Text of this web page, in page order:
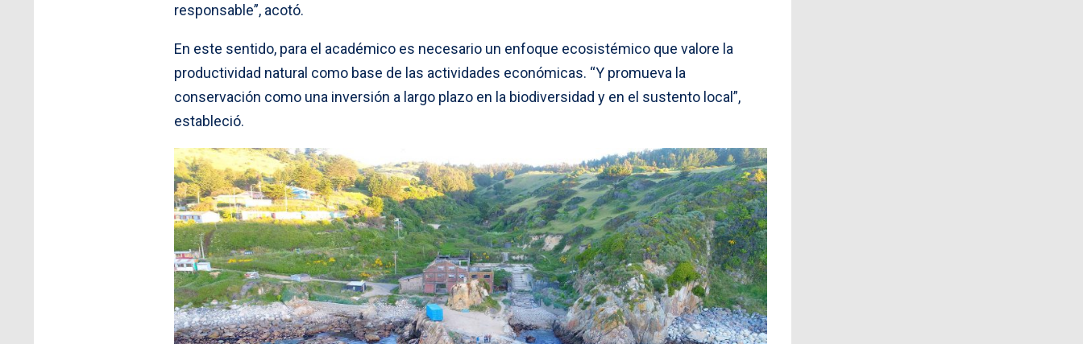
responsable”, acotó.
En este sentido, para el académico es necesario un enfoque ecosistémico que valore la
productividad natural como base de las actividades económicas. “Y promueva la
conservación como una inversión a largo plazo en la biodiversidad y en el sustento local”,
estableció.